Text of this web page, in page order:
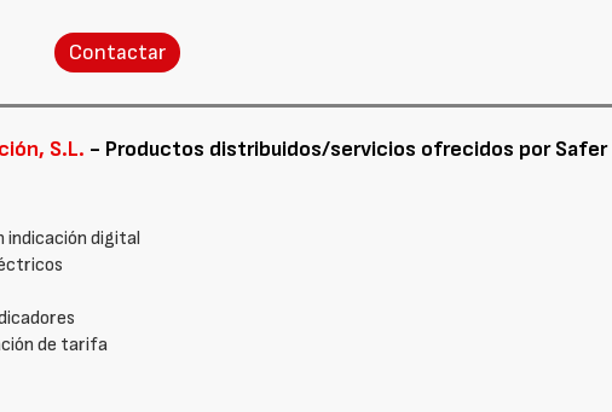
Contactar
S.L. - Productos distribuidos/servicios ofrecidos por
indicación digital
de tarifa